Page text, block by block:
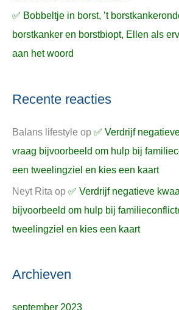
✅ Bobbeltje in borst, ’t
borstkanker en borstbiopt, Ellen als
aan het woord
Recente reacties
Balans lifestyle op ✅ Verdrijf
vraag bijvoorbeeld om hulp bij
een tweelingziel en kies een kaart
Neyt Rita op ✅ Verdrijf negatieve
bijvoorbeeld om hulp bij
tweelingziel en kies een kaart
Archieven
september 2023